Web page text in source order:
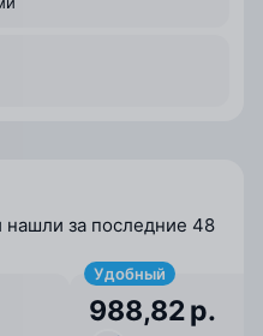
нашли за последние 48
Удобный
988,82 р.